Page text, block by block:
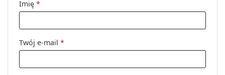
Imię *
Twój e-mail *